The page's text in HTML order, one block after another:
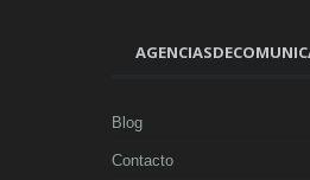
Blog
Contacto